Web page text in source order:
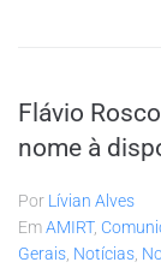
Flávio
nome à
Por Lívian Alves
EmAMIRT,
Gerais, Notícias,